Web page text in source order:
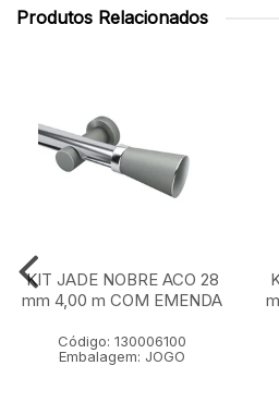
Produtos Relacionados
KIT JADE NOBRE ACO 28
mm 4,00 m COM EMENDA
Código: 130006100
Embalagem: JOGO